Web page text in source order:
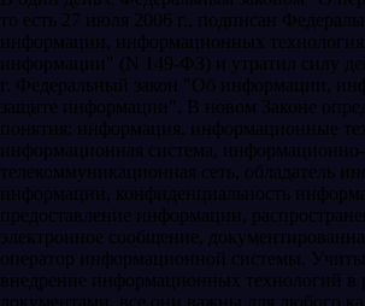
то есть 27 июля 2006 г., подписан
информации, информационных
информации" (N 149-ФЗ) и утратил силу
г. Федеральный закон "Об информации,
защите информации". В новом Законе
понятия: информация, информационные
информационная система, информационно-
телекоммуникационная сеть, обладатель
информации, конфиденциальность
предоставление информации,
электронное сообщение,
оператор информационной системы.
внедрение информационных технологий в
документами, все они важны для любого